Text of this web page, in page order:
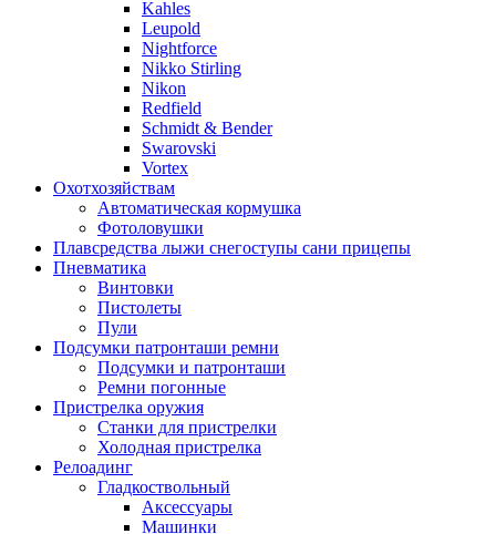
Kahles
Leupold
Nightforce
Nikko Stirling
Nikon
Redfield
Schmidt & Bender
Swarovski
Vortex
Охотхозяйствам
Автоматическая кормушка
Фотоловушки
Плавсредства лыжи снегоступы сани прицепы
Пневматика
Винтовки
Пистолеты
Пули
Подсумки патронташи ремни
Подсумки и патронташи
Ремни погонные
Пристрелка оружия
Станки для пристрелки
Холодная пристрелка
Релоадинг
Гладкоствольный
Аксессуары
Машинки